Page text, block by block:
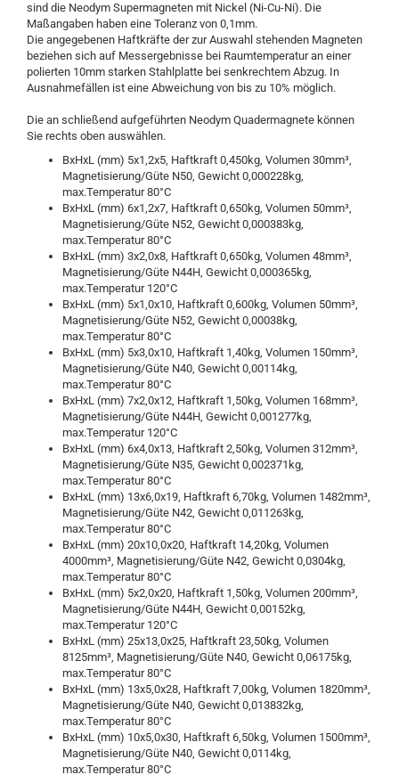
sind die Neodym Supermagneten mit Nickel (Ni-Cu-Ni). Die
Maßangaben haben eine Toleranz von 0,1mm.
Die angegebenen Haftkräfte der zur Auswahl stehenden Magneten
beziehen sich auf Messergebnisse bei Raumtemperatur an einer
polierten 10mm starken Stahlplatte bei senkrechtem Abzug. In
Ausnahmefällen ist eine Abweichung von bis zu 10% möglich.
Die an schließend aufgeführten Neodym Quadermagnete können
Sie rechts oben auswählen.
BxHxL (mm) 5x1,2x5, Haftkraft 0,450kg, Volumen 30mm³,
Magnetisierung/Güte N50, Gewicht 0,000228kg,
max.Temperatur 80°C
BxHxL (mm) 6x1,2x7, Haftkraft 0,650kg, Volumen 50mm³,
Magnetisierung/Güte N52, Gewicht 0,000383kg,
max.Temperatur 80°C
BxHxL (mm) 3x2,0x8, Haftkraft 0,650kg, Volumen 48mm³,
Magnetisierung/Güte N44H, Gewicht 0,000365kg,
max.Temperatur 120°C
BxHxL (mm) 5x1,0x10, Haftkraft 0,600kg, Volumen 50mm³,
Magnetisierung/Güte N52, Gewicht 0,00038kg,
max.Temperatur 80°C
BxHxL (mm) 5x3,0x10, Haftkraft 1,40kg, Volumen 150mm³,
Magnetisierung/Güte N40, Gewicht 0,00114kg,
max.Temperatur 80°C
BxHxL (mm) 7x2,0x12, Haftkraft 1,50kg, Volumen 168mm³,
Magnetisierung/Güte N44H, Gewicht 0,001277kg,
max.Temperatur 120°C
BxHxL (mm) 6x4,0x13, Haftkraft 2,50kg, Volumen 312mm³,
Magnetisierung/Güte N35, Gewicht 0,002371kg,
max.Temperatur 80°C
BxHxL (mm) 13x6,0x19, Haftkraft 6,70kg, Volumen 1482mm³,
Magnetisierung/Güte N42, Gewicht 0,011263kg,
max.Temperatur 80°C
BxHxL (mm) 20x10,0x20, Haftkraft 14,20kg, Volumen
4000mm³, Magnetisierung/Güte N42, Gewicht 0,0304kg,
max.Temperatur 80°C
BxHxL (mm) 5x2,0x20, Haftkraft 1,50kg, Volumen 200mm³,
Magnetisierung/Güte N44H, Gewicht 0,00152kg,
max.Temperatur 120°C
BxHxL (mm) 25x13,0x25, Haftkraft 23,50kg, Volumen
8125mm³, Magnetisierung/Güte N40, Gewicht 0,06175kg,
max.Temperatur 80°C
BxHxL (mm) 13x5,0x28, Haftkraft 7,00kg, Volumen 1820mm³,
Magnetisierung/Güte N40, Gewicht 0,013832kg,
max.Temperatur 80°C
BxHxL (mm) 10x5,0x30, Haftkraft 6,50kg, Volumen 1500mm³,
Magnetisierung/Güte N40, Gewicht 0,0114kg,
max.Temperatur 80°C